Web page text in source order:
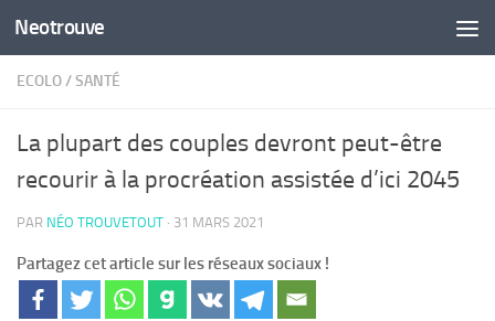
Skip to content
Neotrouve
ECOLO/SANTÉ
La plupart des couples devront peut-être
recourir à la procréation assistée d’ici 2045
PAR NÉO TROUVETOUT · 31 MARS 2021
Partagez cet article sur les réseaux sociaux !